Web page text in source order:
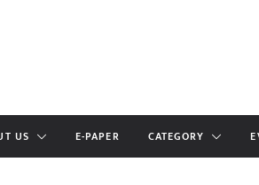
US E-PAPER CATEGORY